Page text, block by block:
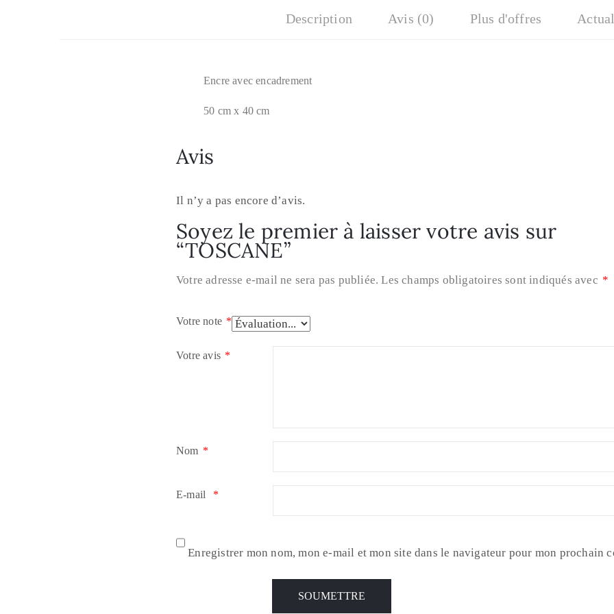
Description Avis (0) Plus d'offres
Encre avec encadrement
50 cm x 40 cm
Avis
Il n’y a pas encore d’avis.
Soyez le premier à laisser votre avis sur
“TOSCANE”
Votre adresse e-mail ne sera pas publiée. Les champs obligatoires sont indiqués avec *
Votre note *
Votre avis *
Nom *
E-mail *
Enregistrer mon nom, mon e-mail et mon site dans le navigateur pour mon prochain